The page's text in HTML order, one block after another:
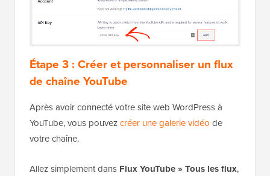
Étape 3 : Créer et personnaliser un flux
de chaîne YouTube
Après avoir connecté votre site web WordPress à
YouTube, vous pouvezcréer une galerie vidéo de
votre chaîne.
Allez simplement dans Flux YouTube » Tous les flux,